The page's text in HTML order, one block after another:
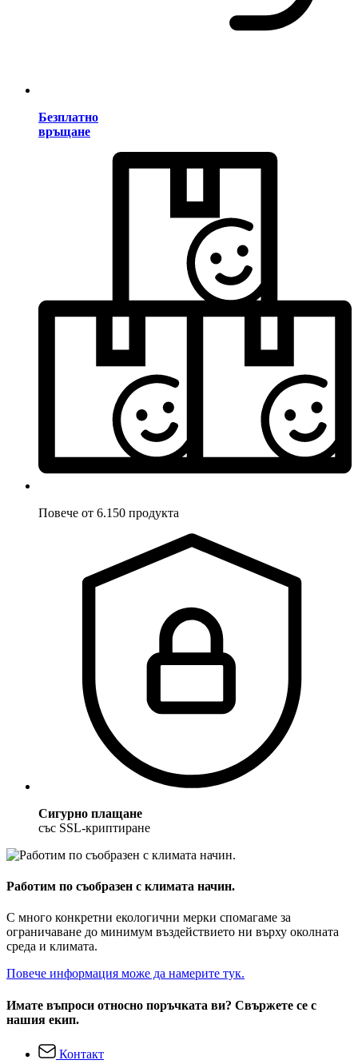
Безплатно
връщане
Повече от 6.150 продукта
Сигурно плащане
със SSL-криптиране
Работим по съобразен с климата начин.
С много конкретни екологични мерки спомагаме за
ограничаване до минимум въздействието ни върху околната
среда и климата.
Повече информация може да намерите тук.
Имате въпроси относно поръчката ви? Свържете се с
нашия екип.
Контакт